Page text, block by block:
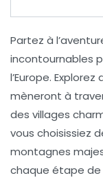
Partez à
incontournables
l’Europe.
mèneront à
des villages
vous choisissiez
montagnes
chaque étape